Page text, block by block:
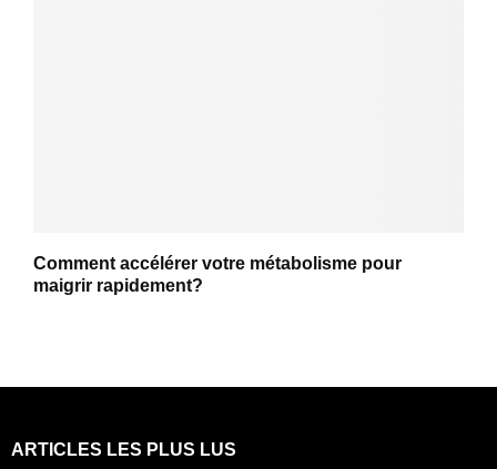
Comment accélérer votre métabolisme pour
maigrir rapidement?
ARTICLES LES PLUS LUS